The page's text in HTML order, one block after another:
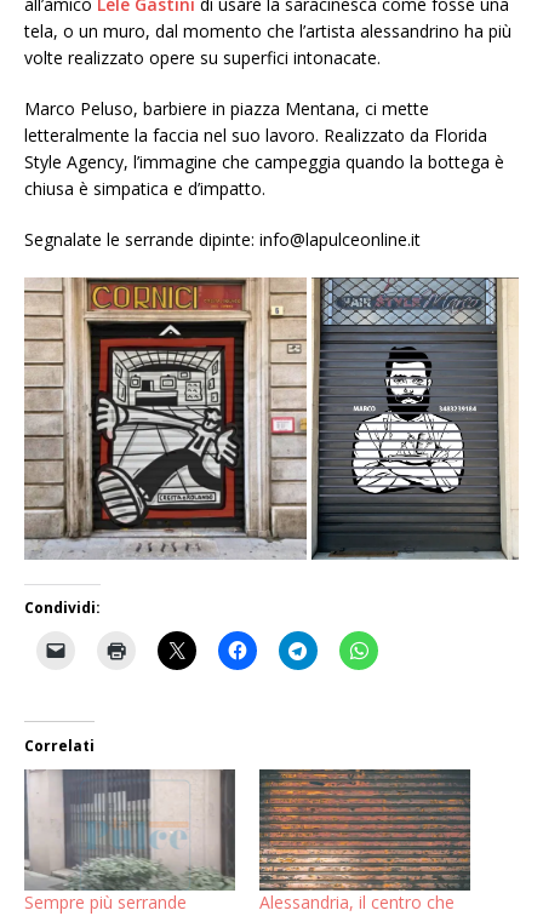
tela, o un muro, dal momento che l’artista alessandrino ha più
volte realizzato opere su superfici intonacate.
Marco Peluso, barbiere in piazza Mentana, ci mette
letteralmente la faccia nel suo lavoro. Realizzato da Florida
Style Agency, l’immagine che campeggia quando la bottega è
chiusa è simpatica e d’impatto.
Segnalate le serrande dipinte: info@lapulceonline.it
Condividi:
Correlati
Sempre più serrande
Alessandria, il centro che